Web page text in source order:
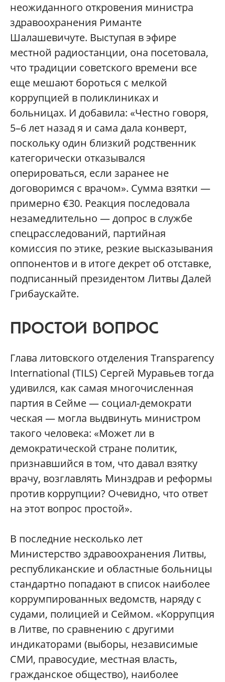
неожиданного откровения министра
здравоохранения Риманте
Шалашевичуте. Выступая в эфире
местной радиостанции, она посетовала,
что традиции советского времени все
еще мешают бороться с мелкой
коррупцией в поликлиниках и
больницах. И добавила: «Честно говоря,
5–6 лет назад я и сама дала конверт,
поскольку один близкий родственник
категорически отказывался
оперироваться, если заранее не
договоримся с врачом». Сумма взятки —
примерно €30. Реакция последовала
незамедлительно — допрос в службе
спецрасследований, партийная
комиссия по этике, резкие высказывания
оппонентов и в итоге декрет об отставке,
подписанный президентом Литвы Далей
Грибаускайте.
ПРОСТОЙ ВОПРОС
Глава литовского отделения Transparency
International (TILS) Сергей Муравьев тогда
удивился, как самая многочисленная
партия в Сейме — социал-демократи
ческая — могла выдвинуть министром
такого человека: «Может ли в
демократической стране политик,
признавшийся в том, что давал взятку
врачу, возглавлять Минздрав и реформы
против коррупции? Очевидно, что ответ
на этот вопрос простой».
В последние несколько лет
Министерство здравоохранения Литвы,
республиканские и областные больницы
стандартно попадают в список наиболее
коррумпированных ведомств, наряду с
судами, полицией и Cеймом. «Коррупция
в Литве, по сравнению с другими
индикаторами (выборы, независимые
СМИ, правосудие, местная власть,
гражданское общество), наиболее